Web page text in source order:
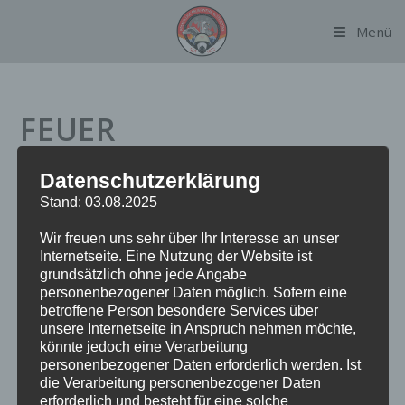
Menü
FEUER
Datum: 1. Mai 2023 um 13:27 Uhr
Einsatzart:FEU
Einsatzort:Winterlindenweg
Fahrzeuge:FF Alsterdorf
Weitere Kräfte:BF Alsterdorf, Polizei
Einsatzbericht:
Datenschutzerklärung
Stand: 03.08.2025
Wir freuen uns sehr über Ihr Interesse an unser
Internetseite. Eine Nutzung der Website ist
grundsätzlich ohne jede Angabe
personenbezogener Daten möglich. Sofern eine
betroffene Person besondere Services über
unsere Internetseite in Anspruch nehmen möchte,
könnte jedoch eine Verarbeitung
personenbezogener Daten erforderlich werden. Ist
die Verarbeitung personenbezogener Daten
erforderlich und besteht für eine solche